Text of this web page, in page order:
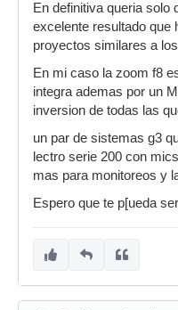
En definitiva queria solo
excelente resultado que
proyectos similares a
En mi caso la zoom f8
integra ademas por un
inversion de todas las
un par de sistemas g3
lectro serie 200 con
mas para monitoreos y
Espero que te p[ueda